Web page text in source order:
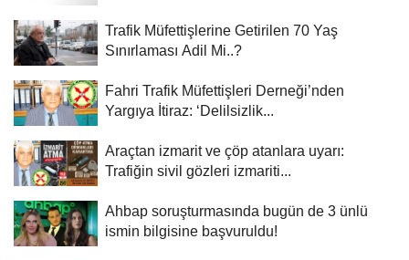
Trafik Müfettişlerine Getirilen 70 Yaş
Sınırlaması Adil Mi..?
Fahri Trafik Müfettişleri Derneği’nden
Yargıya İtiraz: ‘Delilsizlik...
Araçtan izmarit ve çöp atanlara uyarı:
Trafiğin sivil gözleri izmariti...
Ahbap soruşturmasında bugün de 3 ünlü
ismin bilgisine başvuruldu!